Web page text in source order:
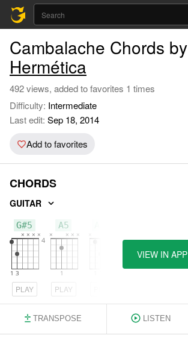
Cambalache Chords by
Hermética
492 views, added to favorites 1 times
Difficulty: Intermediate
Last edit: Sep 18, 2014
Add to favorites
CHORDS
GUITAR
G#5
PLAY
A5
PLAY
VIEW IN APP
TRANSPOSE LISTEN